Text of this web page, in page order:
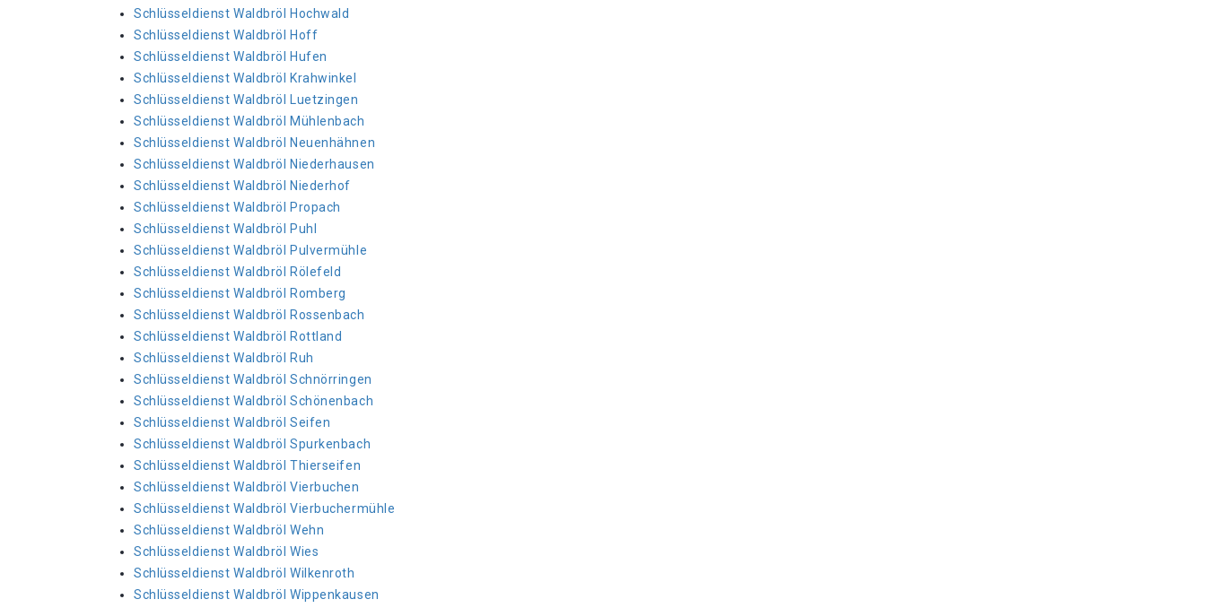
Schlüsseldienst Waldbröl Hochwald
Schlüsseldienst Waldbröl Hoff
Schlüsseldienst Waldbröl Hufen
Schlüsseldienst Waldbröl Krahwinkel
Schlüsseldienst Waldbröl Luetzingen
Schlüsseldienst Waldbröl Mühlenbach
Schlüsseldienst Waldbröl Neuenhähnen
Schlüsseldienst Waldbröl Niederhausen
Schlüsseldienst Waldbröl Niederhof
Schlüsseldienst Waldbröl Propach
Schlüsseldienst Waldbröl Puhl
Schlüsseldienst Waldbröl Pulvermühle
Schlüsseldienst Waldbröl Rölefeld
Schlüsseldienst Waldbröl Romberg
Schlüsseldienst Waldbröl Rossenbach
Schlüsseldienst Waldbröl Rottland
Schlüsseldienst Waldbröl Ruh
Schlüsseldienst Waldbröl Schnörringen
Schlüsseldienst Waldbröl Schönenbach
Schlüsseldienst Waldbröl Seifen
Schlüsseldienst Waldbröl Spurkenbach
Schlüsseldienst Waldbröl Thierseifen
Schlüsseldienst Waldbröl Vierbuchen
Schlüsseldienst Waldbröl Vierbuchermühle
Schlüsseldienst Waldbröl Wehn
Schlüsseldienst Waldbröl Wies
Schlüsseldienst Waldbröl Wilkenroth
Schlüsseldienst Waldbröl Wippenkausen